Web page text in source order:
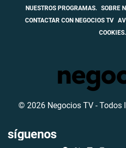
NUESTROS PROGRAMAS. SOBRE
CONTACTAR CON NEGOCIOS TV
COOKIES.
© 2026 Negocios TV - Todos
síguenos